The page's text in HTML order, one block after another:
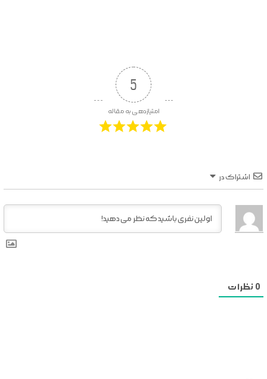
5
امتیازدهی به مقاله
اشتراک در
0 نظرات